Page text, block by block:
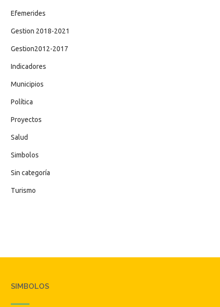
Efemerides
Gestion 2018-2021
Gestion2012-2017
Indicadores
Municipios
Política
Proyectos
Salud
Simbolos
Sin categoría
Turismo
SIMBOLOS